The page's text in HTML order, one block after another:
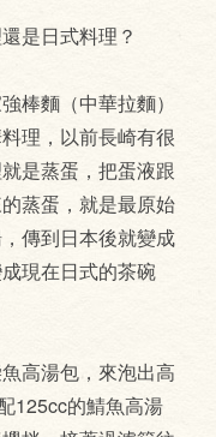
是日式料理？
棒麵（中華拉麵）
理，以前長崎有很
是蒸蛋，把蛋液跟
蒸蛋，就是最原始
傳到日本後就變成
現在日式的茶碗
高湯包，來泡出高
125cc的鯖魚高湯